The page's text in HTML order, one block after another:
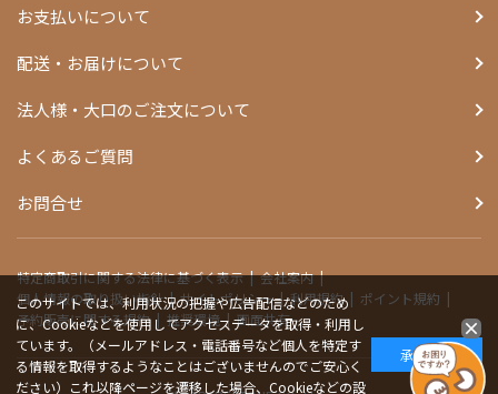
お支払いについて
配送・お届けについて
法人様・大口のご注文について
よくあるご質問
お問合せ
特定商取引に関する法律に基づく表示
会社案内
個人情報の取り扱い指針
サイトポリシー 利用規約
ポイント規約
予約販売に関する規約
推奨環境 画面共有
このサイトでは、利用状況の把握や広告配信などのため
に、Cookieなどを使用してアクセスデータを取得・利用し
ています。（メールアドレス・電話番号など個人を特定す
る情報を取得するようなことはございませんのでご安心く
ださい）これ以降ページを遷移した場合、Cookieなどの設
承諾する